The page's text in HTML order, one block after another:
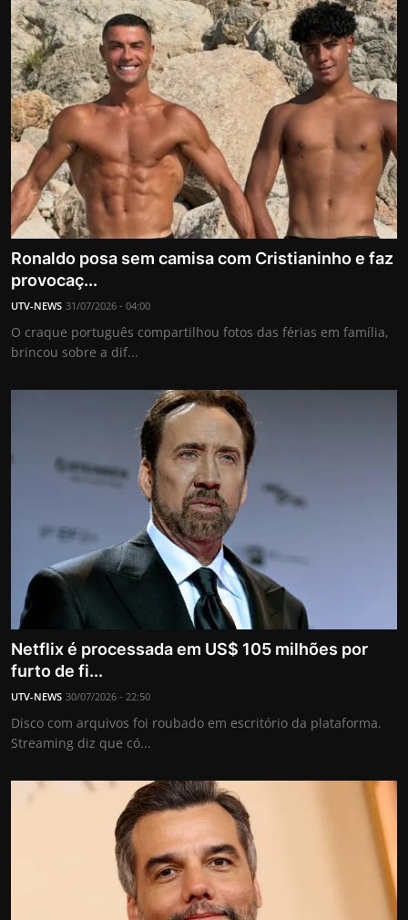
Ronaldo posa sem camisa com Cristianinho e faz
provocaç...
UTV-NEWS 31/07/2026 - 04:00
O craque português compartilhou fotos das férias em família,
brincou sobre a dif...
Netflix é processada em US$ 105 milhões por
furto de fi...
UTV-NEWS 30/07/2026 - 22:50
Disco com arquivos foi roubado em escritório da plataforma.
Streaming diz que có...